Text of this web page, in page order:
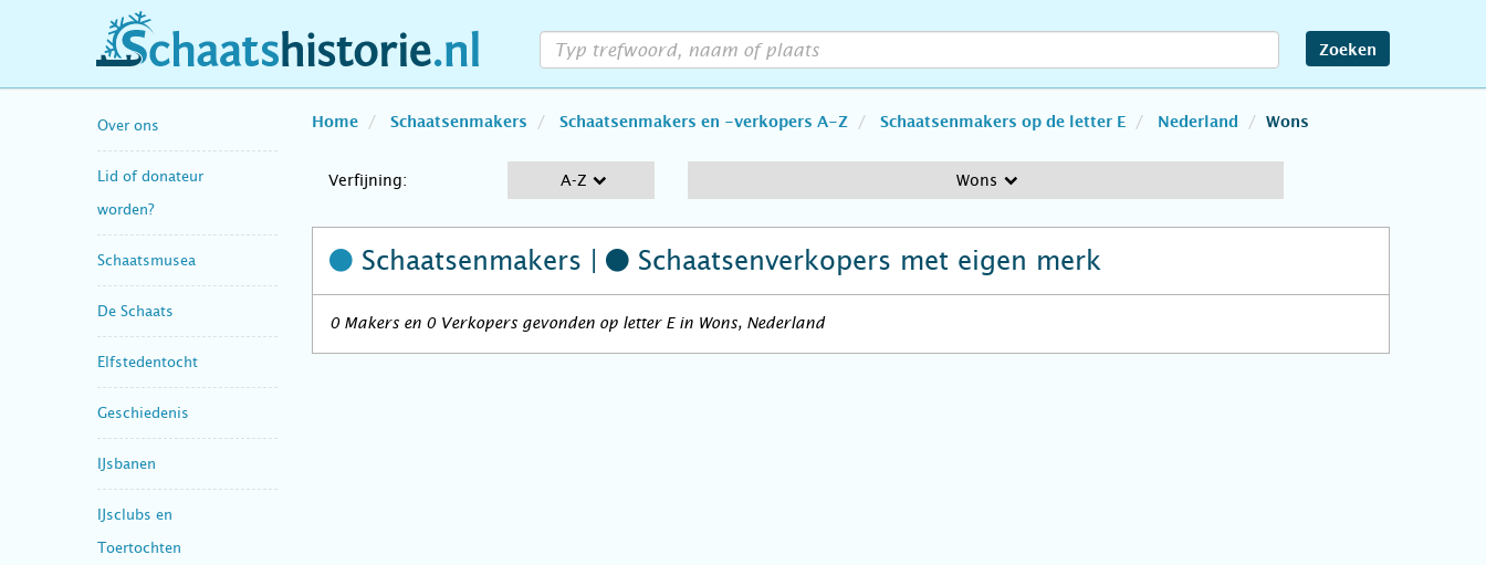
schaatshistorie.nl Zoeken
Over ons
Lid of donateur
worden?
Schaatsmusea
De Schaats
Elfstedentocht
Geschiedenis
IJsbanen
IJsclubs en
Toertochten
Home Schaatsenmakers Schaatsenmakers en -verkopers A-Z Schaatsenmakers op de letter E Nederland Wons
Verfijning: A-Z Wons
Schaatsenmakers | Schaatsenverkopers met eigen merk
0 Makers en 0 Verkopers gevonden op letter E in Wons, Nederland